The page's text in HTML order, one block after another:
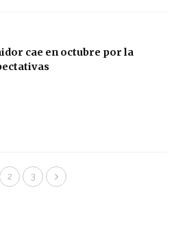
cae en octubre por la
2 3